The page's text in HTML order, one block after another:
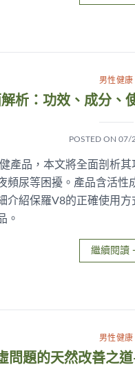
男性健康
析：功效、成分、
POSTED ON 07/
產品，本文將全面剖析
頻尿等困擾。產品含活性
介紹保羅V8的正確使用
。
繼續閱讀
男性健康
問題的天然改善之